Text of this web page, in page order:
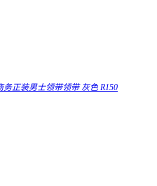
正装男士领带领带 灰色 R150